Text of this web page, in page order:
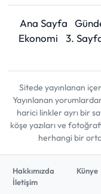
Ana Sayfa
Ekonomi
3.
Sitede yayınlanan
Yayınlanan
harici linkler ayrı bir
köşe yazıları ve
herhangi bir
Hakkımızda
Künye
İletişim